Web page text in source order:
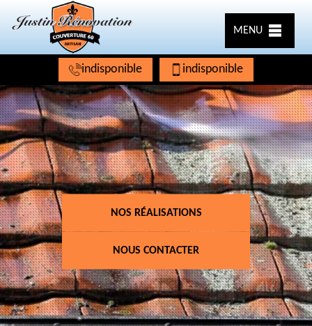
MENU
indisponible indisponible
NOS RÉALISATIONS
NOUS CONTACTER